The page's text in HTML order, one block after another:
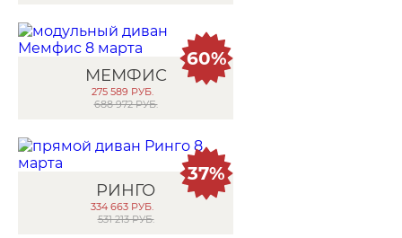
МЕМФИС
275 589 РУБ.
688 972 РУБ.
60%
РИНГО
334 663 РУБ.
531 213 РУБ.
37%